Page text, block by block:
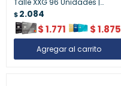
Talle XXG 96 Unidades |
Protección Extrema y
Comodidad Total
$2.084
$1.771 $1.875